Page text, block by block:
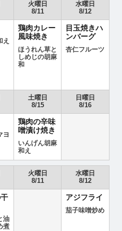
火曜日
8/11
水曜日
8/12
え
鶏肉カレー
風味焼き
ほうれん草と
しめじの胡麻
和
目玉焼きハ
ンバーグ
杏仁フルーツ
土曜日
8/15
日曜日
8/16
ヨ
鶏肉の辛味
噌漬け焼き
いんげん胡麻
和え
火曜日
8/11
水曜日
8/12
油
煮
アジフライ
茄子味噌炒め